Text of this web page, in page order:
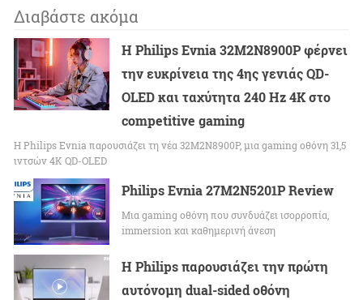
Διαβάστε ακόμα
Η Philips Evnia 32M2N8900P φέρνει
την ευκρίνεια της 4ης γενιάς QD-
OLED και ταχύτητα 240 Hz 4K στο
competitive gaming
Η Philips Evnia παρουσιάζει τη νέα 32M2N8900P, μια gaming οθόνη 31,5
ιντσών 4K QD-OLED
Philips Evnia 27M2N5201P Review
Μια gaming οθόνη που συνδυάζει ισορροπία,
immersion και καθημερινή άνεση
Η Philips παρουσιάζει την πρώτη
αυτόνομη dual-sided οθόνη